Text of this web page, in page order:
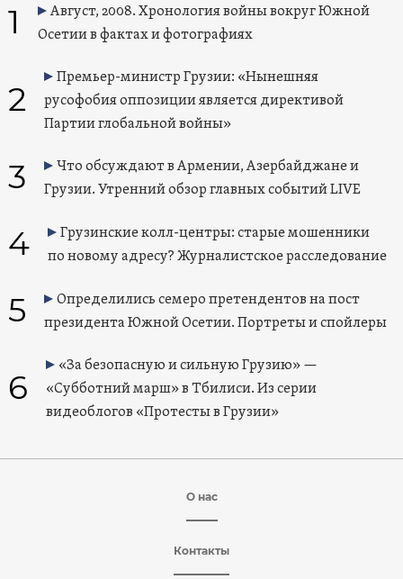
1
Август, 2008. Хронология войны вокруг Южной
Осетии в фактах и фотографиях
2
Премьер-министр Грузии: «Нынешняя
русофобия оппозиции является директивой
Партии глобальной войны»
3
Что обсуждают в Армении, Азербайджане и
Грузии. Утренний обзор главных событий LIVE
4
Грузинские колл-центры: старые мошенники
по новому адресу? Журналистское расследование
5
Определились семеро претендентов на пост
президента Южной Осетии. Портреты и спойлеры
6
«За безопасную и сильную Грузию» —
«Субботний марш» в Тбилиси. Из серии
видеоблогов «Протесты в Грузии»
О нас
Контакты